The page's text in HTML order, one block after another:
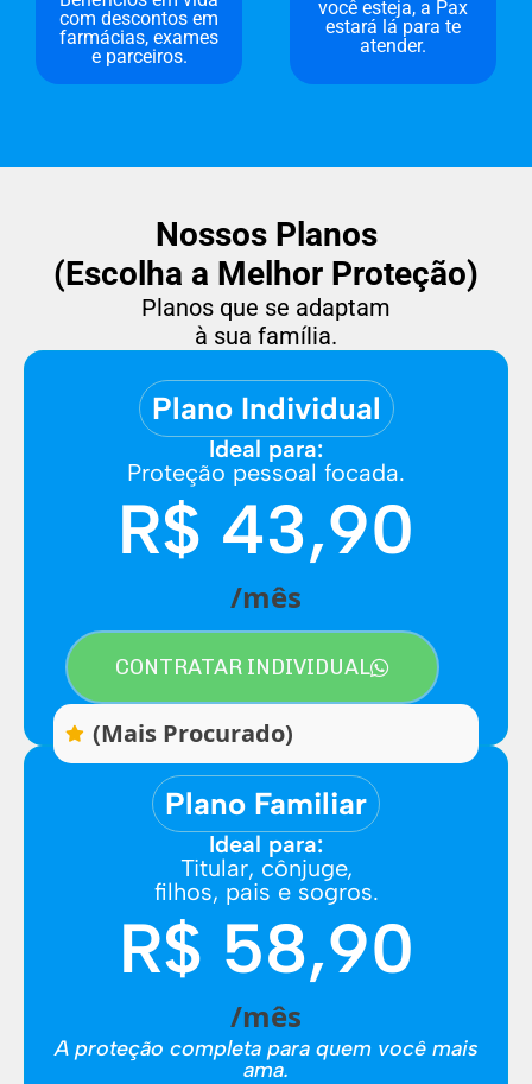
com descontos em
farmácias, exames
e parceiros.
você esteja, a Pax
estará lá para te
atender.
Nossos Planos
(Escolha a Melhor Proteção)
Planos que se adaptam
à sua família.
Plano Individual
Ideal para:
Proteção pessoal focada.
R$ 43,90
/mês
CONTRATAR INDIVIDUAL
(Mais Procurado)
Plano Familiar
Ideal para:
Titular, cônjuge,
filhos, pais e sogros.
R$ 58,90
/mês
A proteção completa para quem você mais
ama.